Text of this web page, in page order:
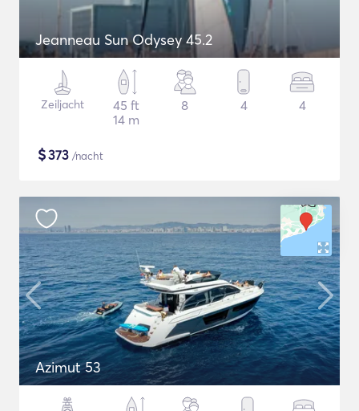
Jeanneau Sun Odysey 45.2
Zeiljacht
45 ft
14 m
8 4 4
$373 /nacht
Azimut 53